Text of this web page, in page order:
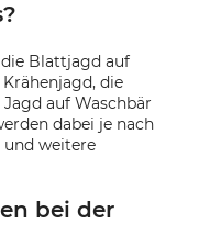
Blattjagd auf
die
auf Waschbär
dabei je nach
weitere
bei der